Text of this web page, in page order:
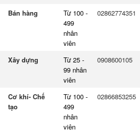
Bán hàng
Từ 100 -
499
nhân
viên
02862774351
Xây dựng
Từ 25 -
99 nhân
viên
0908600105
Cơ khí- Chế
tạo
Từ 100 -
499
nhân
viên
02866853255